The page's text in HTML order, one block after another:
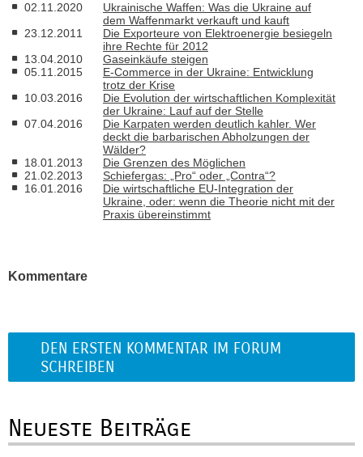
02.11.2020
Ukrainische Waffen: Was die Ukraine auf
dem Waffenmarkt verkauft und kauft
23.12.2011
Die Exporteure von Elektroenergie besiegeln
ihre Rechte für 2012
13.04.2010
Gaseinkäufe steigen
05.11.2015
E-Commerce in der Ukraine: Entwicklung
trotz der Krise
10.03.2016
Die Evolution der wirtschaftlichen Komplexität
der Ukraine: Lauf auf der Stelle
07.04.2016
Die Karpaten werden deutlich kahler. Wer
deckt die barbarischen Abholzungen der
Wälder?
18.01.2013
Die Grenzen des Möglichen
21.02.2013
Schiefergas: „Pro“ oder „Contra“?
16.01.2016
Die wirtschaftliche EU-Integration der
Ukraine, oder: wenn die Theorie nicht mit der
Praxis übereinstimmt
Kommentare
DEN ERSTEN KOMMENTAR IM FORUM
SCHREIBEN
Neueste Beiträge